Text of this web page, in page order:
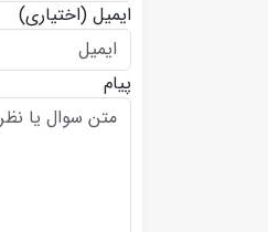
ایمیل (اختیاری)
پیام